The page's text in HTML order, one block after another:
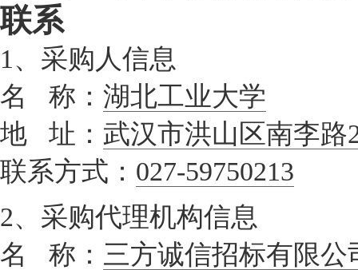
联系
1、采购人信息
名 称： 湖北工业大学
地 址： 武汉市洪山区南李路
联系方式： 027-59750213
2、采购代理机构信息
名 称： 三方诚信招标有限公